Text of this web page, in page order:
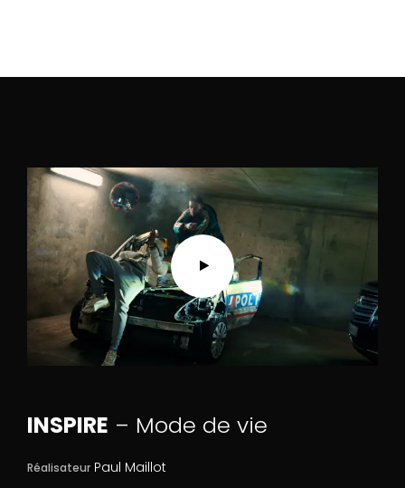
INSPIRE – Mode de vie
Réalisateur Paul Maillot